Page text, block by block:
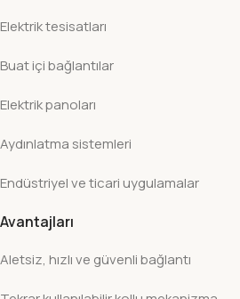
Elektrik tesisatları
Buat içi bağlantılar
Elektrik panoları
Aydınlatma sistemleri
Endüstriyel ve ticari uygulamalar
Avantajları
Aletsiz, hızlı ve güvenli bağlantı